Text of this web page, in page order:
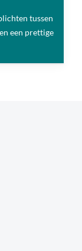
tussen
een prettige